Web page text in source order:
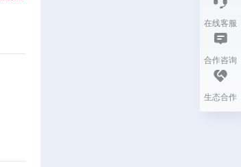
在线客服
合作咨询
生态合作